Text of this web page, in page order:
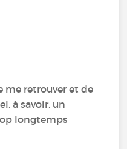
me retrouver et de
à savoir, un
longtemps